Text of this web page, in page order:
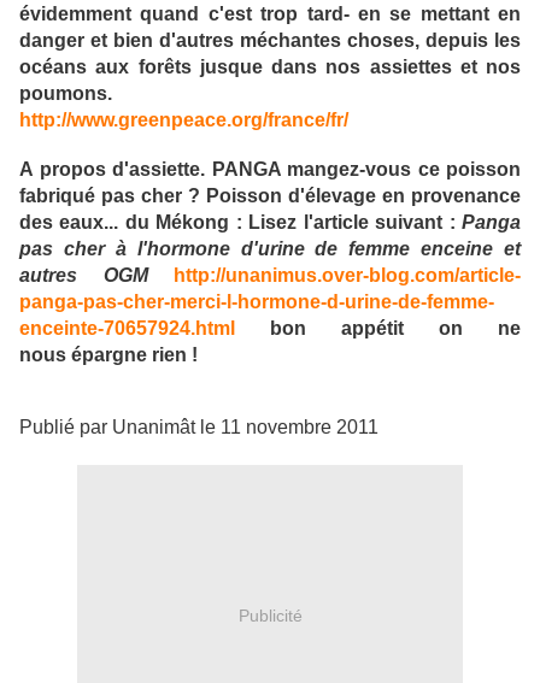
évidemment quand c'est trop tard- en se mettant en
danger et bien d'autres méchantes choses, depuis les
océans aux forêts jusque dans nos assiettes et nos
poumons.
http://www.greenpeace.org/france/fr/
A propos d'assiette. PANGA mangez-vous ce poisson
fabriqué pas cher ? Poisson d'élevage en provenance
des eaux... du Mékong : Lisez l'article suivant : Panga
pas cher à l'hormone d'urine de femme enceine et
autres OGM
http://unanimus.over-blog.com/article-
panga-pas-cher-merci-l-hormone-d-urine-de-femme-
enceinte-70657924.html
bon appétit on ne
nous épargne rien !
Publié par Unanimât le 11 novembre 2011
Publicité